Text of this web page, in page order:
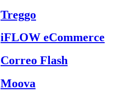
Treggo
iFLOW eCommerce
Correo Flash
Moova